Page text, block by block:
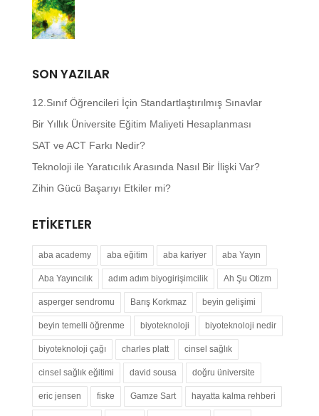
SON YAZILAR
12.Sınıf Öğrencileri İçin Standartlaştırılmış Sınavlar
Bir Yıllık Üniversite Eğitim Maliyeti Hesaplanması
SAT ve ACT Farkı Nedir?
Teknoloji ile Yaratıcılık Arasında Nasıl Bir İlişki Var?
Zihin Gücü Başarıyı Etkiler mi?
ETIKETLER
aba academy aba eğitim aba kariyer aba Yayın
Aba Yayıncılık adım adım biyogirişimcilik Ah Şu Otizm
asperger sendromu Barış Korkmaz beyin gelişimi
beyin temelli öğrenme biyoteknoloji biyoteknoloji nedir
biyoteknoloji çağı charles platt cinsel sağlık
cinsel sağlık eğitimi david sousa doğru üniversite
eric jensen fiske Gamze Sart hayatta kalma rehberi